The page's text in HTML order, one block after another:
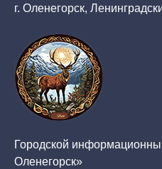
г. Оленегорск,
Городской
Оленегорск»